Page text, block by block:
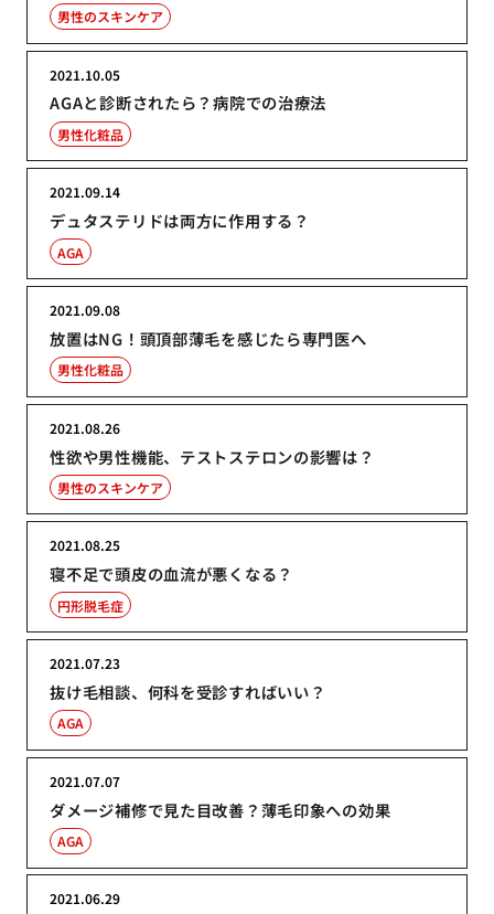
男性のスキンケア
AGAと診断されたら？病院での治療法
2021.10.05
男性化粧品
デュタステリドは両方に作用する？
2021.09.14
AGA
放置はNG！頭頂部薄毛を感じたら専門医へ
2021.09.08
男性化粧品
性欲や男性機能、テストステロンの影響は？
2021.08.26
男性のスキンケア
寝不足で頭皮の血流が悪くなる？
2021.08.25
円形脱毛症
抜け毛相談、何科を受診すればいい？
2021.07.23
AGA
ダメージ補修で見た目改善？薄毛印象への効果
2021.07.07
AGA
2021.06.29